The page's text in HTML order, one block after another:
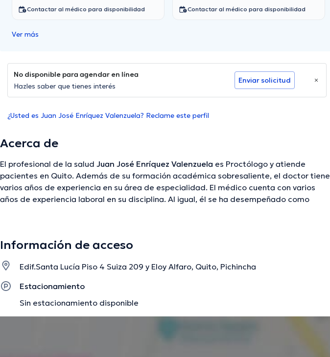
Contactar al médico para disponibilidad Contactar al médico para disponibilidad
Ver más
No disponible para agendar en línea
Hazles saber que tienes interés
Enviar solicitud
¿Usted es Juan José Enríquez Valenzuela? Reclame este perfil
Acerca de
El profesional de la salud Juan José Enríquez Valenzuela es Proctólogo y atiende
pacientes en Quito. Además de su formación académica sobresaliente, el doctor tiene
varios años de experiencia en su área de especialidad. El médico cuenta con varios
años de experiencia laboral en su disciplina. Al igual, él se ha desempeñado como
La descripción fue editada por el equipo de doctoranytime, con base en información verificada.
Información de acceso
Edif.Santa Lucía Piso 4 Suiza 209 y Eloy Alfaro, Quito, Pichincha
Estacionamiento
Sin estacionamiento disponible